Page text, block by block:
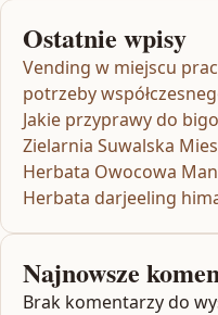
Ostatnie wpisy
Vending w miejscu
potrzeby
Jakie przyprawy do
Zielarnia Suwalska
Herbata Owocowa
Herbata darjeeling
Najnowsze
Brak komentarzy do